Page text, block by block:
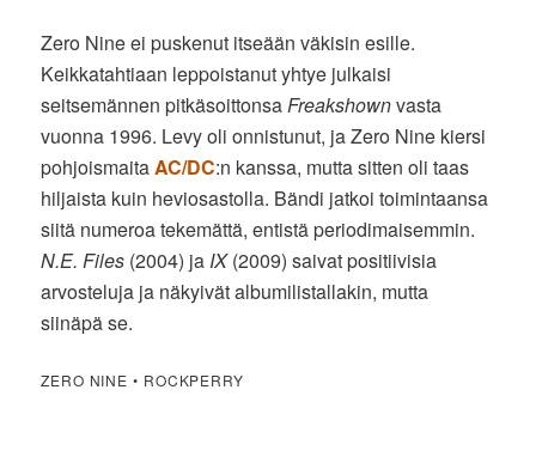
Zero Nine ei puskenut itseään väkisin esille.
Keikkatahtiaan leppoistanut yhtye julkaisi
seitsemännen pitkäsoittonsa Freakshownvasta
vuonna 1996. Levy oli onnistunut, ja Zero Nine kiersi
pohjoismaita AC/DC:n kanssa, mutta sitten oli taas
hiljaista kuin heviosastolla. Bändi jatkoi toimintaansa
siitä numeroa tekemättä, entistä periodimaisemmin.
N.E. Files (2004) ja IX(2009) saivat positiivisia
arvosteluja ja näkyivät albumilistallakin, mutta
siinäpä se.
ZERO NINE • ROCKPERRY